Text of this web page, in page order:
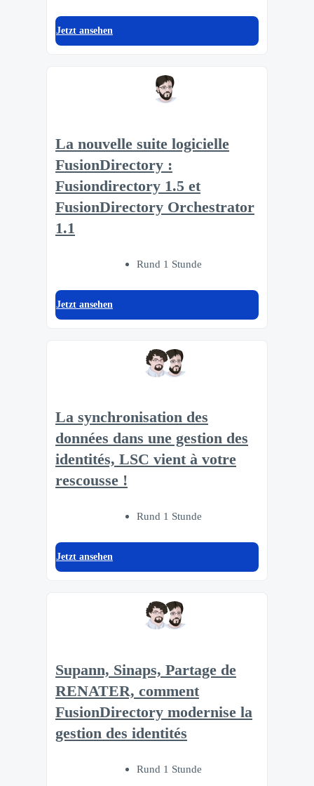
Jetzt ansehen
La nouvelle suite logicielle
FusionDirectory :
Fusiondirectory 1.5 et
FusionDirectory Orchestrator
1.1
Rund 1 Stunde
Jetzt ansehen
La synchronisation des
données dans une gestion des
identités, LSC vient à votre
rescousse !
Rund 1 Stunde
Jetzt ansehen
Supann, Sinaps, Partage de
RENATER, comment
FusionDirectory modernise la
gestion des identités
Rund 1 Stunde